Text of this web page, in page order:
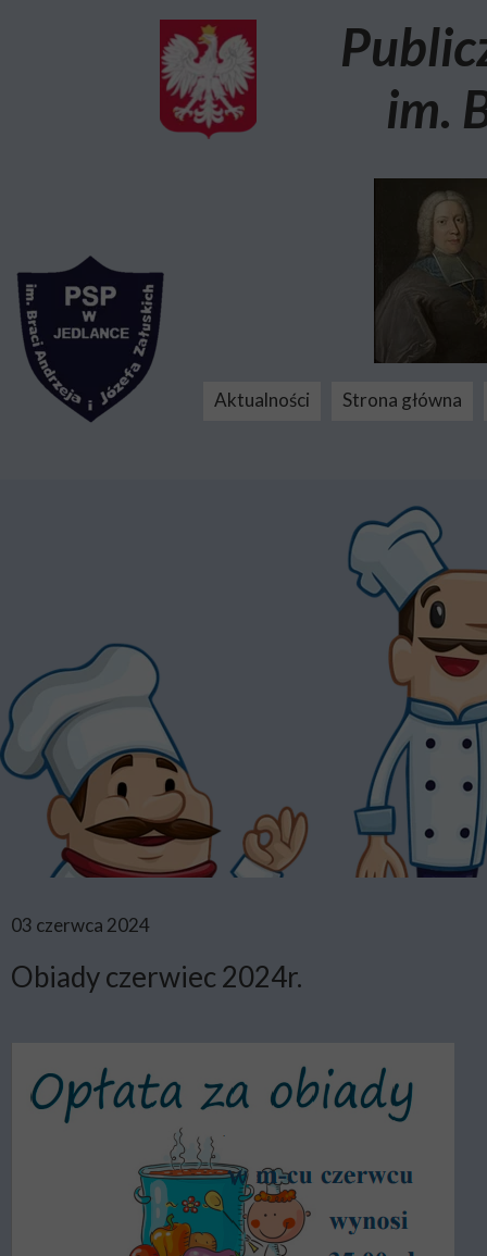
03 czerwca 2024
Obiady czerwiec 2024r.
Aktualności Strona główna
im.